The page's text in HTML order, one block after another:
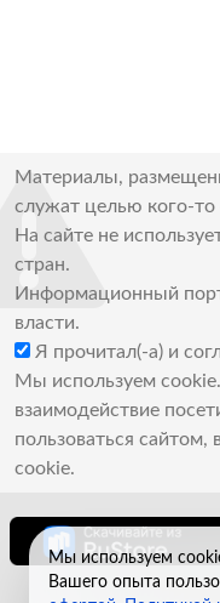
Материалы,
служат целью кого-то
На сайте не
стран.
Информационный
власти.
Я прочитал(-а) и
Мы используем
взаимодействие
пользоваться сайтом,
cookie.
Мы используем
Вашего опыта